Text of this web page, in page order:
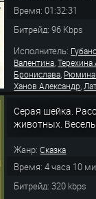
Время: 01:32:31
Битрейд: 96 Kbps
Исполнитель:
Валентина ,Терехина
Бронислава
Ханов Александр
Валентина
Серая шейка.
животных.
Жанр:Сказка
Время: 4 часа 10
Битрейд: 320 kbps